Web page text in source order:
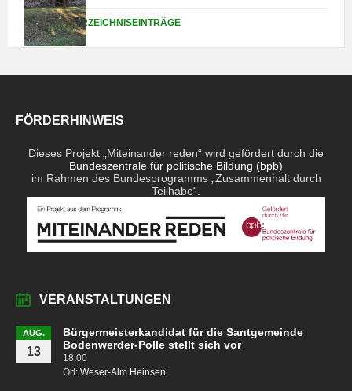
WEITERE VERZEICHNISEINTRÄGE
FÖRDERHINWEIS
Dieses Projekt „Miteinander reden“ wird gefördert durch die
Bundeszentrale für politische Bildung (bpb)
im Rahmen des Bundesprogramms „Zusammenhalt durch
Teilhabe“.
VERANSTALTUNGEN
AUG.
13
Bürgermeisterkandidat für die Santgemeinde
Bodenwerder-Polle stellt sich vor
18:00
Ort: Weser-Alm Heinsen